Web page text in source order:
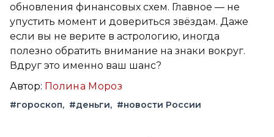
обновления финансовых схем. Главное — не
упустить момент и довериться звёздам. Даже
если вы не верите в астрологию, иногда
полезно обратить внимание на знаки вокруг.
Вдруг это именно ваш шанс?
Автор: Полина Мороз
#гороскоп #деньги #новости России